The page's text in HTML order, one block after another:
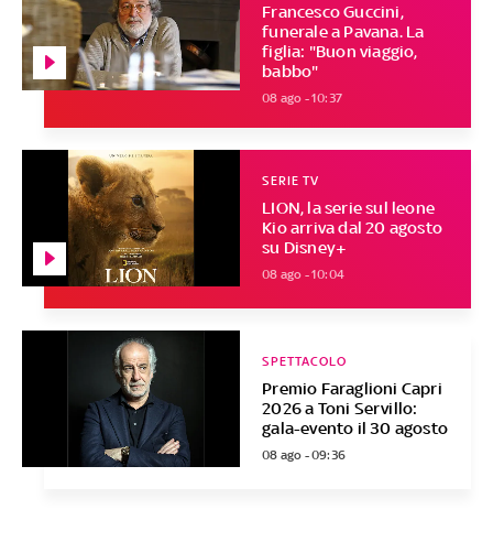
Francesco Guccini,
funerale a Pavana. La
figlia: "Buon viaggio,
babbo"
08 ago - 10:37
LION, la serie sul leone
Kio arriva dal 20 agosto
su Disney+
SERIE TV
08 ago - 10:04
Premio Faraglioni Capri
2026 a Toni Servillo:
gala-evento il 30 agosto
SPETTACOLO
08 ago - 09:36